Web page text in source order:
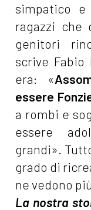
simpatico e
ragazzi che
genitori
scrive Fabio
era: «
essere
a rombi e
essere
grandi».
grado di
ne vedono più.
La nostra